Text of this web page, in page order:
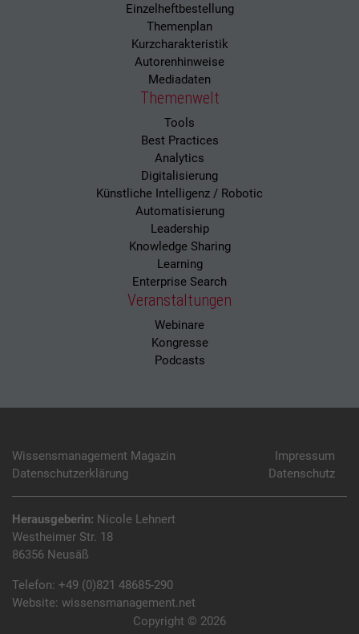
Einzelheftbestellung
Themenplan
Kurzcharakteristik
Autorenhinweise
Mediadaten
Themenwelt
Tools
Best Practices
Analytics
Digitalisierung
Künstliche Intelligenz / Robotic
Automatisierung
Leadership
Knowledge Sharing
Learning
Enterprise Search
Veranstaltungen
Webinare
Kongresse
Podcasts
Wissensmanagement Magazin
Impressum
Datenschutzerklärung
Datenschutz
Herausgeberin: Nicole Lehnert
Westheimer Str. 18
86356 Neusäß
Telefon: +49 (0)821 48685-290
Website: wissensmanagement.net
Copyright © 2026